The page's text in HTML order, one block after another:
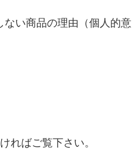
ない商品の理由（個人的意
ればご覧下さい。